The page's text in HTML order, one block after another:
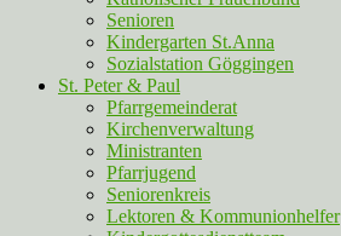
Senioren
Kindergarten St.Anna
Sozialstation Göggingen
St. Peter & Paul
Pfarrgemeinderat
Kirchenverwaltung
Ministranten
Pfarrjugend
Seniorenkreis
Lektoren & Kommunionhelfer